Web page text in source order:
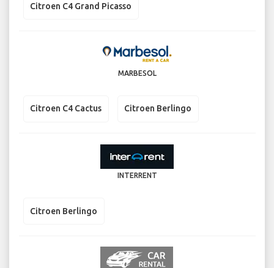
Citroen C4 Grand Picasso
MARBESOL
Citroen C4 Cactus Citroen Berlingo
INTERRENT
Citroen Berlingo